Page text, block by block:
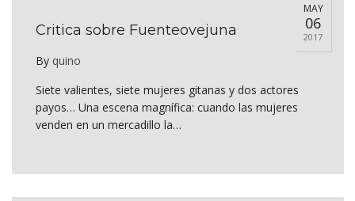
MAY
06
2017
Critica sobre Fuenteovejuna
By quino
Siete valientes, siete mujeres gitanas y dos actores
payos… Una escena magnífica: cuando las mujeres
venden en un mercadillo la…